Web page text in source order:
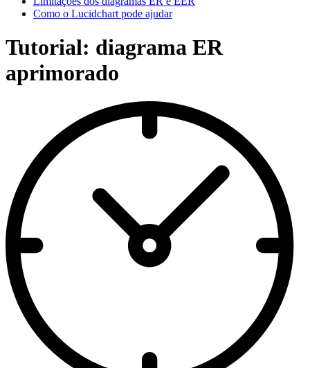
Como o Lucidchart pode ajudar
Tutorial: diagrama ER
aprimorado